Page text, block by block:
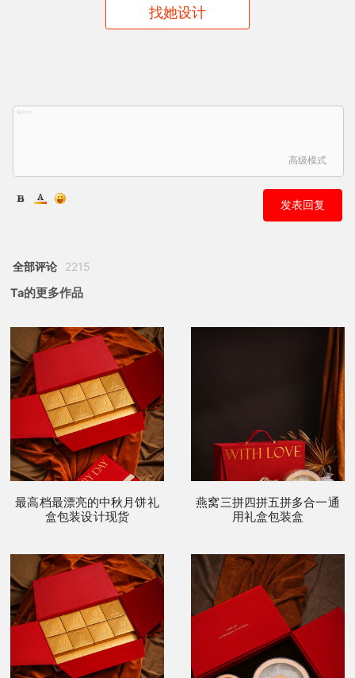
找她设计
高级模式
发表回复
全部评论 2215
Ta的更多作品
最高档最漂亮的中秋月饼礼
盒包装设计现货
燕窝三拼四拼五拼多合一通
用礼盒包装盒